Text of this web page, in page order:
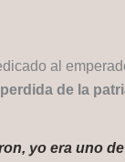
al
perdida de la
yo era uno